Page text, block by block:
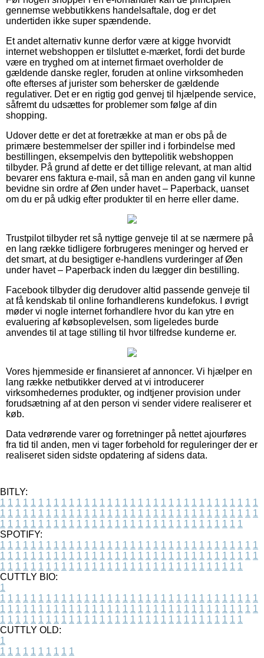
gennemse webbutikkens handelsaftale, dog er det
undertiden ikke super spændende.
Et andet alternativ kunne derfor være at kigge hvorvidt
internet webshoppen er tilsluttet e-mærket, fordi det burde
være en tryghed om at internet firmaet overholder de
gældende danske regler, foruden at online virksomheden
ofte efterses af jurister som behersker de gældende
regulativer. Det er en rigtig god genvej til hjælpende service,
såfremt du udsættes for problemer som følge af din
shopping.
Udover dette er det at foretrække at man er obs på de
primære bestemmelser der spiller ind i forbindelse med
bestillingen, eksempelvis den byttepolitik webshoppen
tilbyder. På grund af dette er det tillige relevant, at man altid
bevarer ens faktura e-mail, så man en anden gang vil kunne
bevidne sin ordre af Øen under havet – Paperback, uanset
om du er på udkig efter produkter til en herre eller dame.
Trustpilot tilbyder ret så nyttige genveje til at se nærmere på
en lang række tidligere forbrugeres meninger og herved er
det smart, at du besigtiger e-handlens vurderinger af Øen
under havet – Paperback inden du lægger din bestilling.
Facebook tilbyder dig derudover altid passende genveje til
at få kendskab til online forhandlerens kundefokus. I øvrigt
møder vi nogle internet forhandlere hvor du kan ytre en
evaluering af købsoplevelsen, som ligeledes burde
anvendes til at tage stilling til hvor tilfredse kunderne er.
Vores hjemmeside er finansieret af annoncer. Vi hjælper en
lang række netbutikker derved at vi introducerer
virksomhedernes produkter, og indtjener provision under
forudsætning af at den person vi sender videre realiserer et
køb.
Data vedrørende varer og forretninger på nettet ajourføres
fra tid til anden, men vi tager forbehold for reguleringer der er
realiseret siden sidste opdatering af sidens data.
BITLY:
1 1 1 1 1 1 1 1 1 1 1 1 1 1 1 1 1 1 1 1 1 1 1 1 1 1 1 1 1 1 1 1 1 1
1 1 1 1 1 1 1 1 1 1 1 1 1 1 1 1 1 1 1 1 1 1 1 1 1 1 1 1 1 1 1 1 1 1
1 1 1 1 1 1 1 1 1 1 1 1 1 1 1 1 1 1 1 1 1 1 1 1 1 1 1 1 1 1 1 1
SPOTIFY:
1 1 1 1 1 1 1 1 1 1 1 1 1 1 1 1 1 1 1 1 1 1 1 1 1 1 1 1 1 1 1 1 1 1
1 1 1 1 1 1 1 1 1 1 1 1 1 1 1 1 1 1 1 1 1 1 1 1 1 1 1 1 1 1 1 1 1 1
1 1 1 1 1 1 1 1 1 1 1 1 1 1 1 1 1 1 1 1 1 1 1 1 1 1 1 1 1 1 1 1
CUTTLY BIO:
1
1 1 1 1 1 1 1 1 1 1 1 1 1 1 1 1 1 1 1 1 1 1 1 1 1 1 1 1 1 1 1 1 1 1
1 1 1 1 1 1 1 1 1 1 1 1 1 1 1 1 1 1 1 1 1 1 1 1 1 1 1 1 1 1 1 1 1 1
1 1 1 1 1 1 1 1 1 1 1 1 1 1 1 1 1 1 1 1 1 1 1 1 1 1 1 1 1 1 1 1
CUTTLY OLD:
1
1 1 1 1 1 1 1 1 1 1